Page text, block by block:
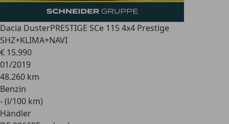
Dacia DusterPRESTIGE SCe 115 4x4 Prestige
SHZ+KLIMA+NAVI
€ 15.990
01/2019
48.260 km
Benzin
- (l/100 km)
Händler